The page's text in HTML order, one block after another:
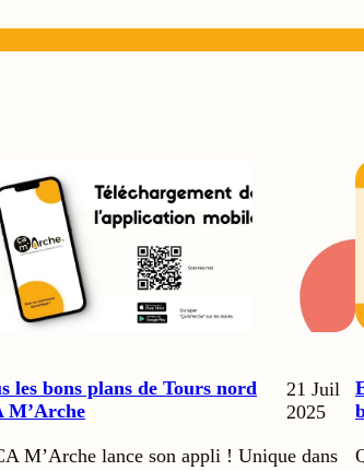
les bons plans de Tours nord
M’Arche
21 Juil
2025
M’Arche lance son appli ! Unique dans